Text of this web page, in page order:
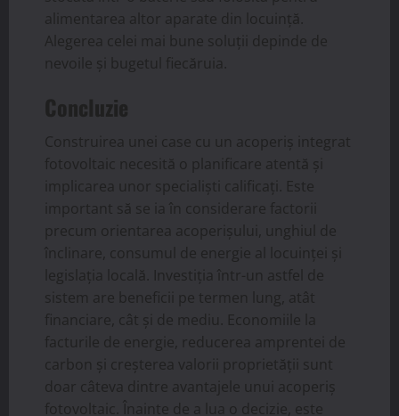
alimentarea altor aparate din locuință.
Alegerea celei mai bune soluții depinde de
nevoile și bugetul fiecăruia.
Concluzie
Construirea unei case cu un acoperiș integrat
fotovoltaic necesită o planificare atentă și
implicarea unor specialiști calificați. Este
important să se ia în considerare factorii
precum orientarea acoperișului, unghiul de
înclinare, consumul de energie al locuinței și
legislația locală. Investiția într-un astfel de
sistem are beneficii pe termen lung, atât
financiare, cât și de mediu. Economiile la
facturile de energie, reducerea amprentei de
carbon și creșterea valorii proprietății sunt
doar câteva dintre avantajele unui acoperiș
fotovoltaic. Înainte de a lua o decizie, este